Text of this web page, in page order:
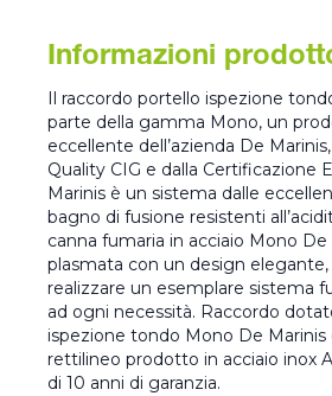
Informazioni
Il raccordo portello ispezione
parte della gamma Mono, un
eccellente dell’azienda De
Quality CIG e dalla Certificazione
Marinis è un sistema dalle
bagno di fusione resistenti
canna fumaria in acciaio Mono De
plasmata con un design
realizzare un esemplare sistema
ad ogni necessità. Raccordo
ispezione tondo Mono De
rettilineo prodotto in acciaio inox
di 10 anni di garanzia.